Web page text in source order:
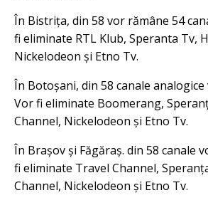
În Bistrița, din 58 vor rămâne 54
fi eliminate RTL Klub, Speranta Tv,
Nickelodeon și Etno Tv.
În Botoșani, din 58 canale
Vor fi eliminate Boomerang,
Channel, Nickelodeon și Etno Tv.
În Brașov și Făgăraș. din 58 canale
fi eliminate Travel Channel,
Channel, Nickelodeon și Etno Tv.